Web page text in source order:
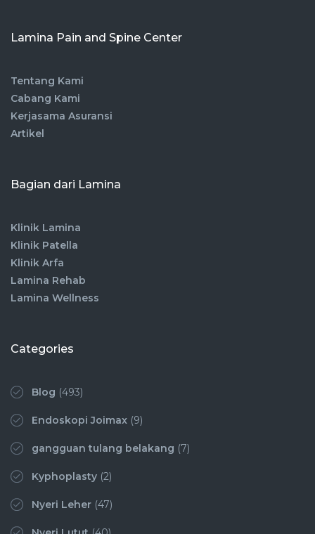
Lamina Pain and Spine Center
Tentang Kami
Cabang Kami
Kerjasama Asuransi
Artikel
Bagian dari Lamina
Klinik Lamina
Klinik Patella
Klinik Arfa
Lamina Rehab
Lamina Wellness
Categories
Blog (493)
Endoskopi Joimax (9)
gangguan tulang belakang (7)
Kyphoplasty (2)
Nyeri Leher (47)